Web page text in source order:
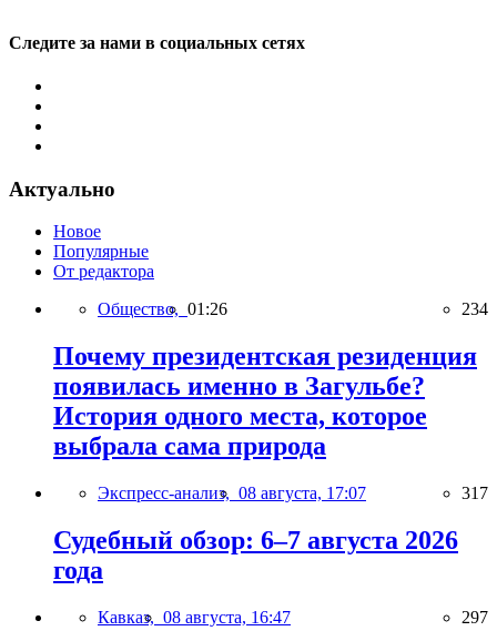
Следите за нами в социальных сетях
Актуально
Новое
Популярные
От редактора
Общество, 01:26 234
Почему президентская резиденция
появилась именно в Загульбе?
История одного места, которое
выбрала сама природа
Экспресс-анализ, 08 августа, 17:07 317
Судебный обзор: 6–7 августа 2026
года
Кавказ, 08 августа, 16:47 297